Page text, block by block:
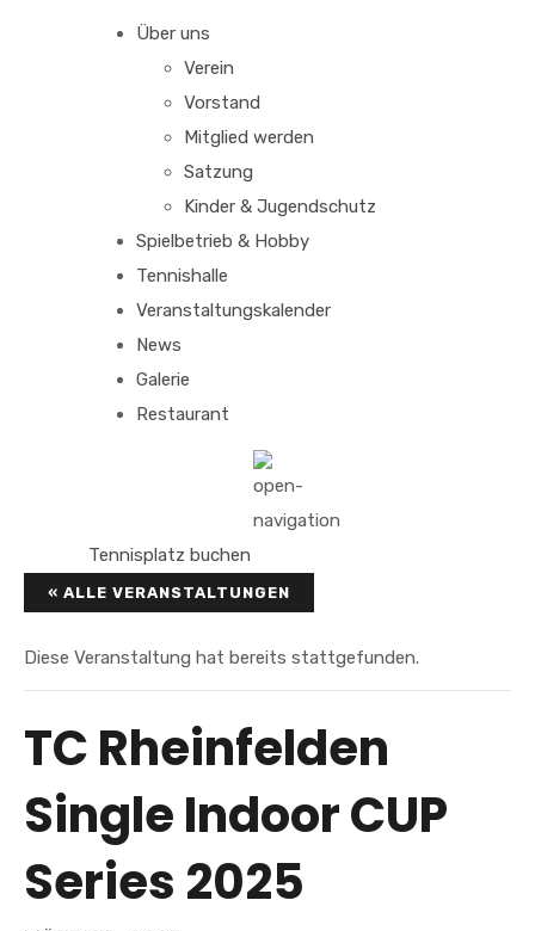
Über uns
Verein
Vorstand
Mitglied werden
Satzung
Kinder & Jugendschutz
Spielbetrieb & Hobby
Tennishalle
Veranstaltungskalender
News
Galerie
Restaurant
Tennisplatz buchen
« ALLE VERANSTALTUNGEN
Diese Veranstaltung hat bereits stattgefunden.
TC Rheinfelden
Single Indoor CUP
Series 2025